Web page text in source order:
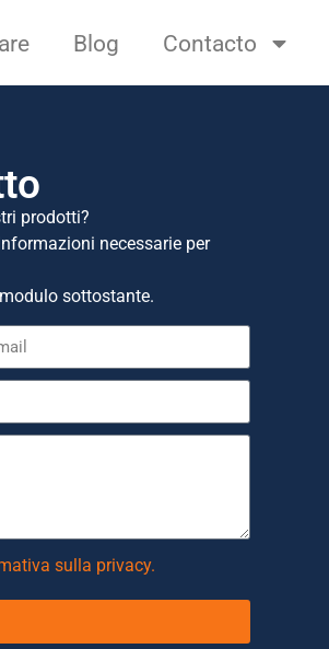
Blog Contacto
prodotti?
necessarie per
sottostante.
sulla privacy.